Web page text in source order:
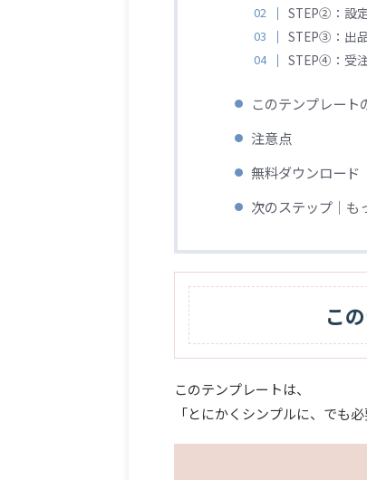
STEP②：設
STEP③：出
STEP④：受
このテンプレート
注意点
無料ダウンロード
次のステップ｜も
こ
このテンプレートは、
「とにかくシンプルに、でも